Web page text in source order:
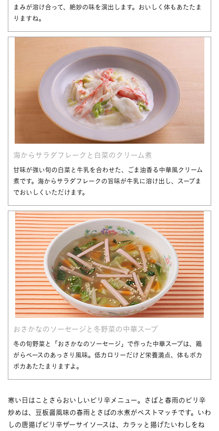
まみが溶け合って、絶妙の味を演出します。おいしく体もあたたま
りますね。
海からサラダフレークと白菜のクリーム煮
甘味が強い旬の白菜と牛乳を合わせた、ごま油香る中華風クリーム
煮です。海からサラダフレークの旨味が牛乳に溶け出し、スープま
でおいしくいただけます。
おさかなのソーセージと冬野菜の中華スープ
冬の旬野菜と「おさかなのソーセージ」で作った中華スープは、鶏
がらベースのあっさり風味。低カロリーだけど栄養満点、体もポカ
ポカあたたまりますよ。
寒い日はことさらおいしいピリ辛メニュー。さばと春雨のピリ辛
炒めは、豆板醤風味の春雨とさばの水煮がベストマッチです。いわ
しの唐揚げピリ辛ザーサイソースは、カラッと揚げたいわしをね